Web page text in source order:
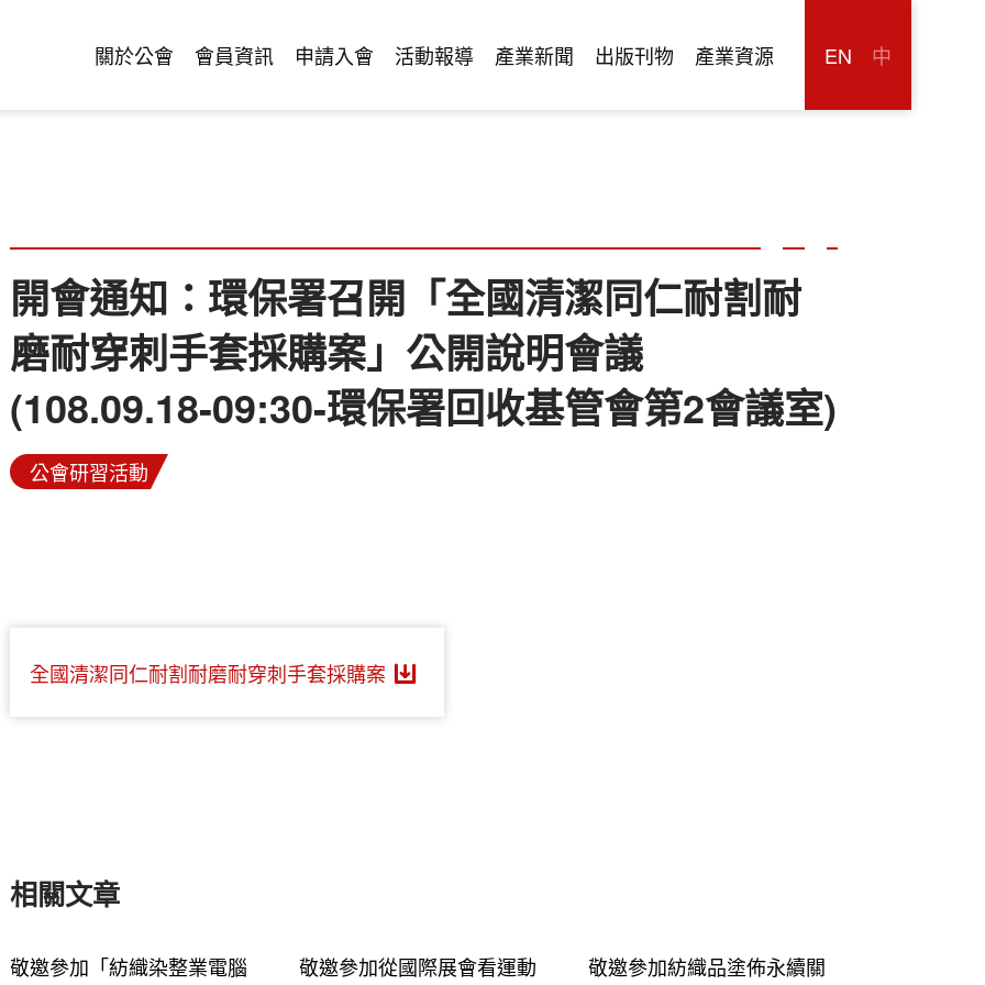
關於公會 會員資訊 申請入會 活動報導 產業新聞 出版刊物 產業資源 EN 中
開會通知：環保署召開「全國清潔同仁耐割耐
磨耐穿刺手套採購案」公開說明會議
(108.09.18-09:30-環保署回收基管會第2會議室)
公會研習活動
全國清潔同仁耐割耐磨耐穿刺手套採購案
相關文章
敬邀參加「紡織染整業電腦
敬邀參加從國際展會看運動
敬邀參加紡織品塗佈永續關